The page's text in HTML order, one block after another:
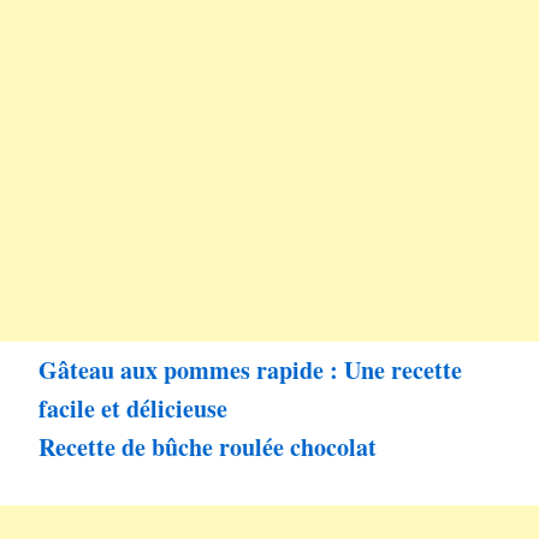
Gâteau aux pommes rapide : Une recette
facile et délicieuse
Recette de bûche roulée chocolat